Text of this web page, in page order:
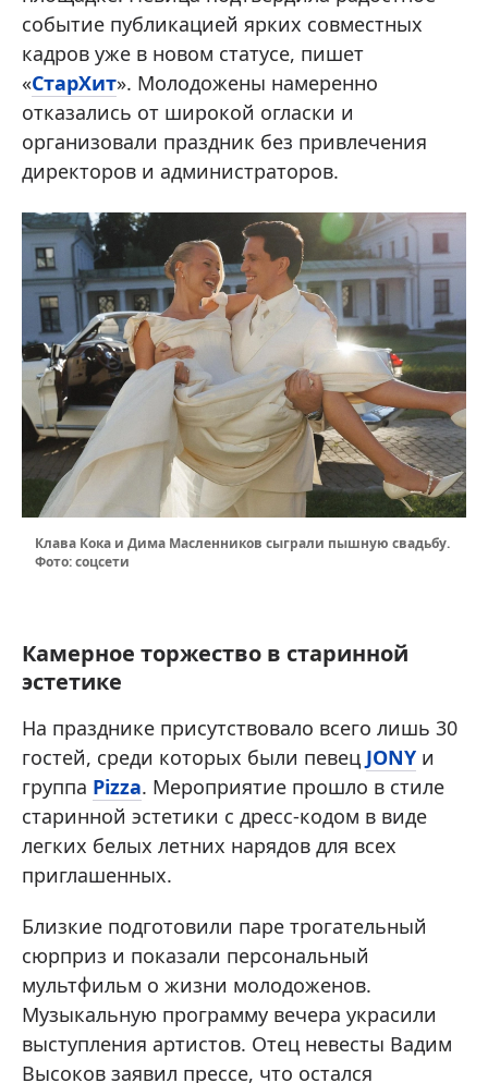
событие публикацией ярких совместных
кадров уже в новом статусе, пишет
«СтарХит». Молодожены намеренно
отказались от широкой огласки и
организовали праздник без привлечения
директоров и администраторов.
Клава Кока и Дима Масленников сыграли пышную свадьбу.
Фото: соцсети
Камерное торжество в старинной
эстетике
На празднике присутствовало всего лишь 30
гостей, среди которых были певец JONY и
группа Pizza. Мероприятие прошло в стиле
старинной эстетики с дресс-кодом в виде
легких белых летних нарядов для всех
приглашенных.
Близкие подготовили паре трогательный
сюрприз и показали персональный
мультфильм о жизни молодоженов.
Музыкальную программу вечера украсили
выступления артистов. Отец невесты Вадим
Высоков заявил прессе, что остался